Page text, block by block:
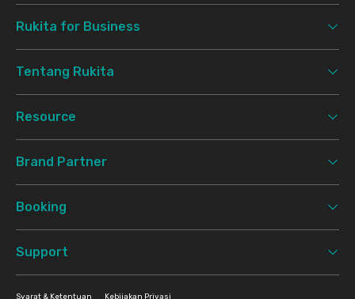
Rukita for Business
Tentang Rukita
Resource
Brand Partner
Booking
Support
Syarat & Ketentuan Kebijakan Privasi